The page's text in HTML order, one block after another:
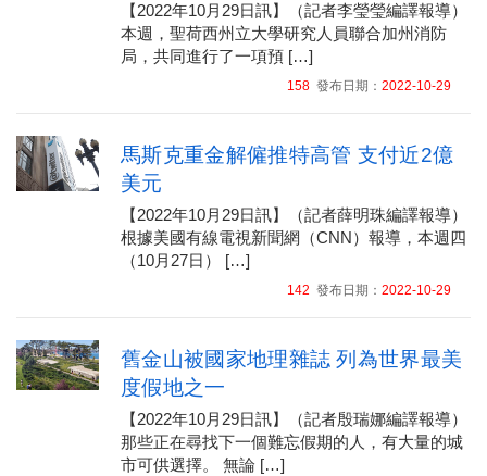
【2022年10月29日訊】（記者李瑩瑩編譯報導）
本週，聖荷西州立大學研究人員聯合加州消防
局，共同進行了一項預 […]
158發布日期： 2022-10-29
馬斯克重金解僱推特高管 支付近2億
美元
【2022年10月29日訊】（記者薛明珠編譯報導）
根據美國有線電視新聞網（CNN）報導，本週四
（10月27日） […]
142 發布日期： 2022-10-29
舊金山被國家地理雜誌 列為世界最美
度假地之一
【2022年10月29日訊】（記者殷瑞娜編譯報導）
那些正在尋找下一個難忘假期的人，有大量的城
市可供選擇。 無論 […]